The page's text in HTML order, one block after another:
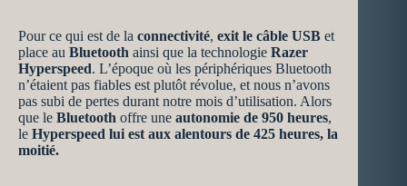
Pour ce qui est de la connectivité, exit le câble USB et
place au Bluetooth ainsi que la technologie Razer
Hyperspeed. L’époque où les périphériques Bluetooth
n’étaient pas fiables est plutôt révolue, et nous n’avons
pas subi de pertes durant notre mois d’utilisation. Alors
que le Bluetooth offre une autonomie de 950 heures,
le Hyperspeed lui est aux alentours de 425 heures, la
moitié.